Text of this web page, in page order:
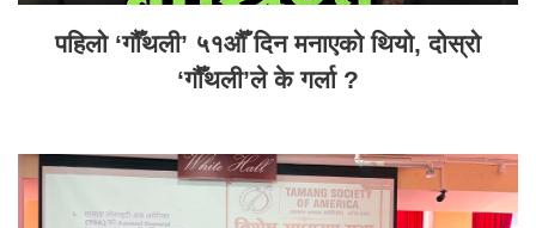
पहिलो ‘गौँथली’ ५१औँ दिन मनाएको थियो, दोस्रो
‘गौँथली’ले के गर्ला ?